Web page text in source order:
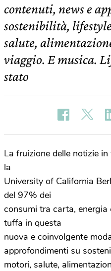
contenuti, news e
sostenibilità,
salute,
viaggio. E musica.
stato
La fruizione delle notizie
la
University of California
del 97% dei
consumi tra carta,
tuffa in questa
nuova e coinvolgente
approfondimenti su
motori, salute,